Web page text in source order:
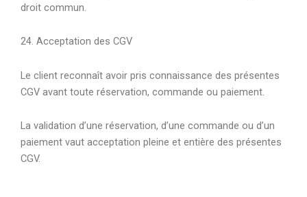
droit commun.
24. Acceptation des CGV
Le client reconnaît avoir pris connaissance des présentes
CGV avant toute réservation, commande ou paiement.
La validation d’une réservation, d’une commande ou d’un
paiement vaut acceptation pleine et entière des présentes
CGV.